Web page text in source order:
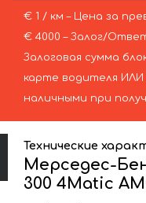
€ 1 / км – Цена за
€ 4000 – Залог/
Залоговая сумма
карте водителя
наличными при
Технические
Мерседес-
300 4Matic